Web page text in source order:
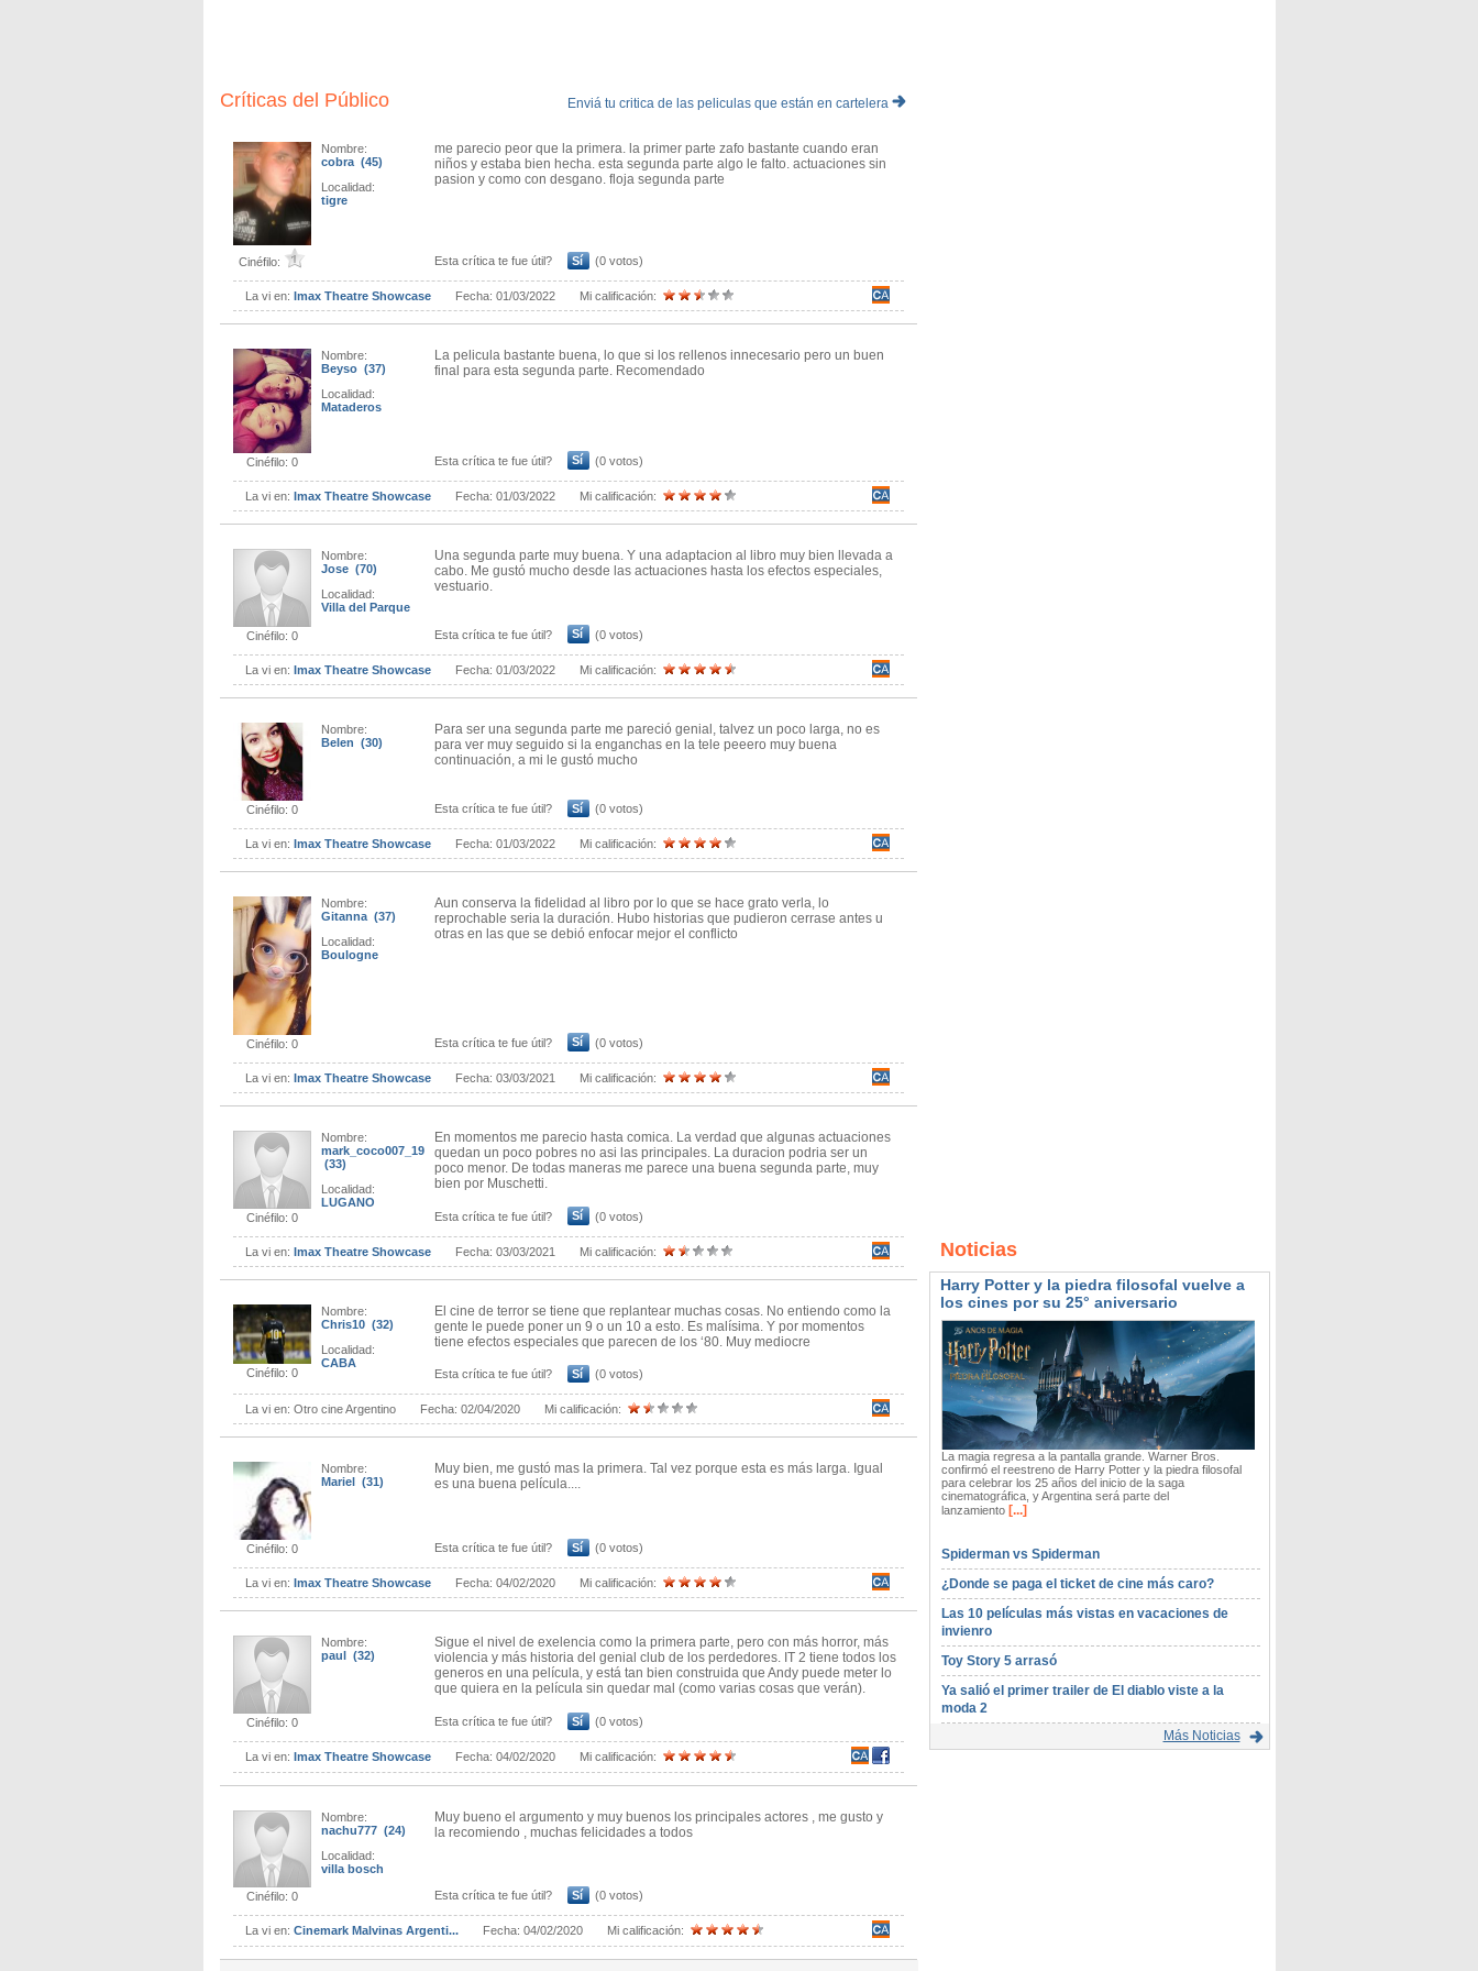
Enviá tu critica de las peliculas que están en cartelera
Críticas del Público
Cinéfilo:
Nombre:
cobra (45)
Localidad:
tigre
me parecio peor que la primera. la primer parte zafo bastante cuando eran
niños y estaba bien hecha. esta segunda parte algo le falto. actuaciones sin
pasion y como con desgano. floja segunda parte
Esta crítica te fue útil? Sí (0 votos)
La vi en: Imax Theatre Showcase Fecha:01/03/2022 Mi calificación:
Cinéfilo: 0
Nombre:
Beyso (37)
Localidad:
Mataderos
La pelicula bastante buena, lo que si los rellenos innecesario pero un buen
final para esta segunda parte. Recomendado
Esta crítica te fue útil? Sí (0 votos)
La vi en:Imax Theatre Showcase Fecha:01/03/2022 Mi calificación:
Cinéfilo: 0
Nombre:
Jose (70)
Localidad:
Villa del Parque
Una segunda parte muy buena. Y una adaptacion al libro muy bien llevada a
cabo. Me gustó mucho desde las actuaciones hasta los efectos especiales,
vestuario.
Esta crítica te fue útil? Sí (0 votos)
La vi en:Imax Theatre Showcase Fecha:01/03/2022 Mi calificación:
Cinéfilo: 0
Nombre:
Belen (30)
Para ser una segunda parte me pareció genial, talvez un poco larga, no es
para ver muy seguido si la enganchas en la tele peeero muy buena
continuación, a mi le gustó mucho
Esta crítica te fue útil? Sí (0 votos)
La vi en:Imax Theatre Showcase Fecha:01/03/2022 Mi calificación:
Cinéfilo: 0
Nombre:
Gitanna (37)
Localidad:
Boulogne
Aun conserva la fidelidad al libro por lo que se hace grato verla, lo
reprochable seria la duración. Hubo historias que pudieron cerrase antes u
otras en las que se debió enfocar mejor el conflicto
Esta crítica te fue útil? Sí (0 votos)
La vi en:Imax Theatre Showcase Fecha:03/03/2021 Mi calificación:
Cinéfilo: 0
Nombre:
mark_coco007_19
(33)
Localidad:
LUGANO
En momentos me parecio hasta comica. La verdad que algunas actuaciones
quedan un poco pobres no asi las principales. La duracion podria ser un
poco menor. De todas maneras me parece una buena segunda parte, muy
bien por Muschetti.
Esta crítica te fue útil? Sí (0 votos)
La vi en:Imax Theatre Showcase Fecha:03/03/2021 Mi calificación:
Cinéfilo: 0
Nombre:
Chris10 (32)
Localidad:
CABA
El cine de terror se tiene que replantear muchas cosas. No entiendo como la
gente le puede poner un 9 o un 10 a esto. Es malísima. Y por momentos
tiene efectos especiales que parecen de los ‘80. Muy mediocre
Esta crítica te fue útil? Sí (0 votos)
La vi en:Otro cine Argentino Fecha:02/04/2020 Mi calificación:
Cinéfilo: 0
Nombre:
Mariel (31)
Muy bien, me gustó mas la primera. Tal vez porque esta es más larga. Igual
es una buena película....
Esta crítica te fue útil? Sí (0 votos)
La vi en: Imax Theatre Showcase Fecha:04/02/2020 Mi calificación:
Cinéfilo: 0
Nombre:
paul (32)
Sigue el nivel de exelencia como la primera parte, pero con más horror, más
violencia y más historia del genial club de los perdedores. IT 2 tiene todos los
generos en una película, y está tan bien construida que Andy puede meter lo
que quiera en la película sin quedar mal (como varias cosas que verán).
Esta crítica te fue útil? Sí (0 votos)
La vi en: Imax Theatre Showcase Fecha:04/02/2020 Mi calificación:
Cinéfilo: 0
Nombre:
nachu777 (24)
Localidad:
villa bosch
Muy bueno el argumento y muy buenos los principales actores , me gusto y
la recomiendo , muchas felicidades a todos
Esta crítica te fue útil? Sí (0 votos)
La vi en:Cinemark Malvinas Argenti... Fecha:04/02/2020 Mi calificación:
Noticias
Harry Potter y la piedra filosofal vuelve a
los cines por su 25° aniversario
La magia regresa a la pantalla grande. Warner Bros.
confirmó el reestreno de Harry Potter y la piedra filosofal
para celebrar los 25 años del inicio de la saga
cinematográfica, y Argentina será parte del
lanzamiento[...]
Spiderman vs Spiderman
¿Donde se paga el ticket de cine más caro?
Las 10 películas más vistas en vacaciones de
invienro
Toy Story 5 arrasó
Ya salió el primer trailer de El diablo viste a la
moda 2
Más Noticias